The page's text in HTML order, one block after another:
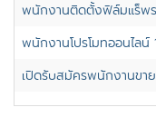
พนักงานติดตั้งฟิล์มแร็พ
พนักงานโปรโมทออนไล
เปิดรับสมัครพนักงานข